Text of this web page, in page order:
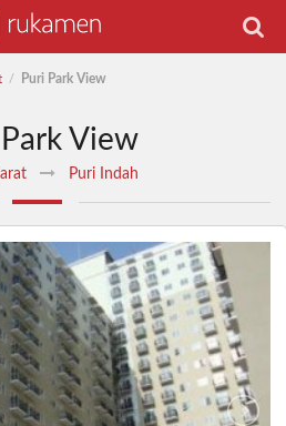
/ Puri Park View
View
Puri Indah